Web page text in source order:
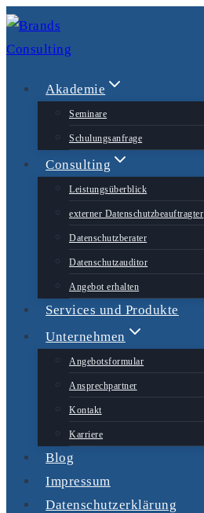
Zum
Akademie
Seminare
Schulungsanfrage
Consulting
Leistungsüberblick
externer Datenschutzbeauftragter
Datenschutzberater
Datenschutzauditor
Angebot erhalten
Services und Produkte
Unternehmen
Angebotsformular
Ansprechpartner
Kontakt
Karriere
Blog
Impressum
Datenschutzerklärung